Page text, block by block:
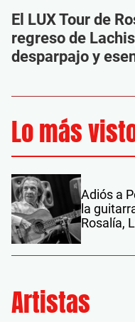
El LUX Tour de
regreso de
desparpajo y
Lo más
Adiós a
la
Rosalía,
Artistas